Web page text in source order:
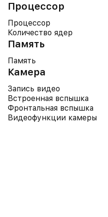
Процессор
Процессор
Количество ядер
Память
Память
Камера
Запись видео
Встроенная вспышка
Фронтальная вспышка
Видеофункции камеры